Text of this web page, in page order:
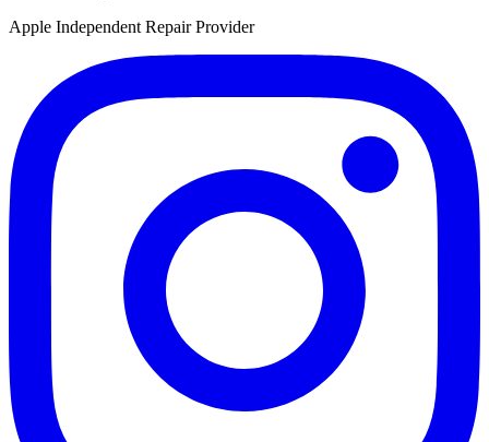
Apple Independent Repair Provider